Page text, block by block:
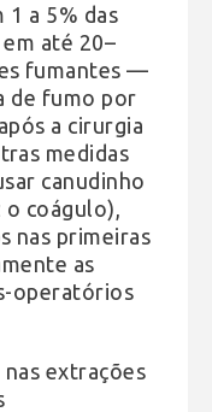
a 5% das
até 20–
fumantes —
de fumo por
a cirurgia
medidas
canudinho
coágulo),
nas primeiras
as
operatórios
extrações